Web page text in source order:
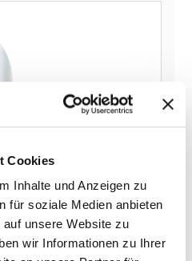
Cookies
Inhalte und Anzeigen zu
für soziale Medien anbieten
unsere Website zu
wir Informationen zu Ihrer